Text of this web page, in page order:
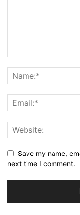
Save my name,
next time I comment.